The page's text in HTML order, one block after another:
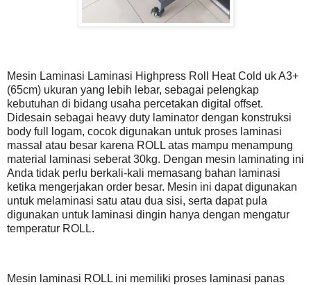
Mesin Laminasi Laminasi Highpress Roll Heat Cold uk A3+
(65cm) ukuran yang lebih lebar, sebagai pelengkap
kebutuhan di bidang usaha percetakan digital offset.
Didesain sebagai heavy duty laminator dengan konstruksi
body full logam, cocok digunakan untuk proses laminasi
massal atau besar karena ROLL atas mampu menampung
material laminasi seberat 30kg. Dengan mesin laminating ini
Anda tidak perlu berkali-kali memasang bahan laminasi
ketika mengerjakan order besar. Mesin ini dapat digunakan
untuk melaminasi satu atau dua sisi, serta dapat pula
digunakan untuk laminasi dingin hanya dengan mengatur
temperatur ROLL.
Mesin laminasi ROLL ini memiliki proses laminasi panas